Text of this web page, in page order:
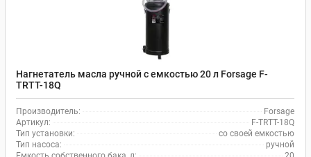
Нагнетатель масла ручной с емкостью 20 л Forsage F-
TRTT-18Q
Производитель:
Forsage
Артикул:
F-TRTT-18Q
Тип установки:
со своей емкостью
Тип насоса:
ручной